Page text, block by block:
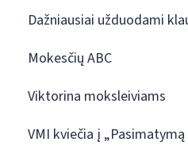
Dažniausiai užduodami
Mokesčių ABC
Viktorina moksleiviams
VMI kviečia į